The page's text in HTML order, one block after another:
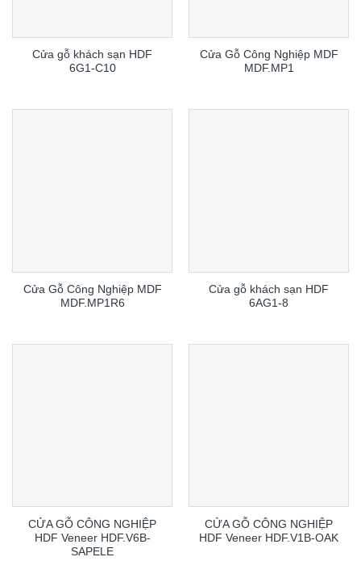
Cửa gỗ khách sạn HDF
6G1-C10
Cửa Gỗ Công Nghiệp MDF
MDF.MP1
Cửa Gỗ Công Nghiệp MDF
MDF.MP1R6
Cửa gỗ khách sạn HDF
6AG1-8
CỬA GỖ CÔNG NGHIỆP
HDF Veneer HDF.V6B-
SAPELE
CỬA GỖ CÔNG NGHIỆP
HDF Veneer HDF.V1B-OAK